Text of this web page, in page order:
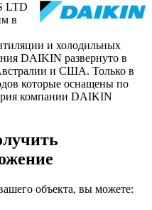
LTD
в
и холодильных
DAIKIN развернуто в
и США. Только в
которые оснащены по
компании DAIKIN
объекта, вы можете: